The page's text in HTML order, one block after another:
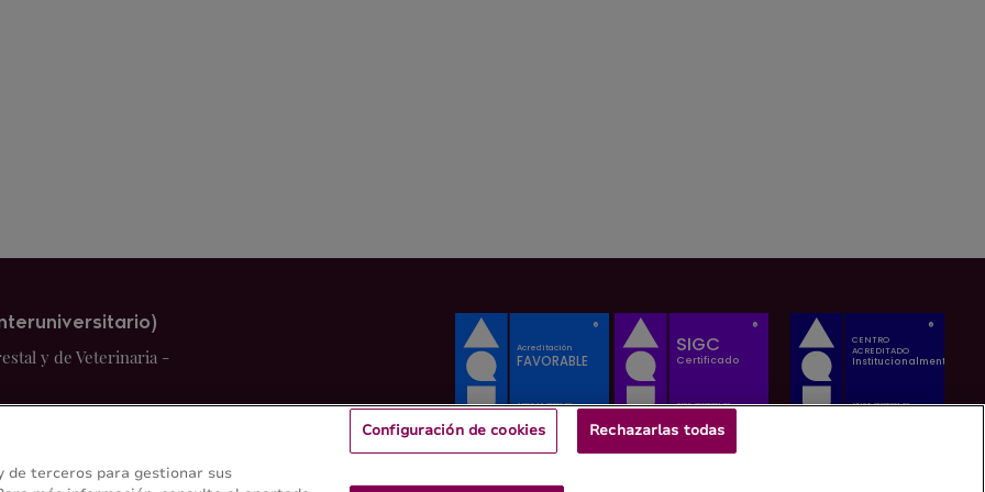
y de Veterinaria -
de terceros para gestionar sus
Configuración de cookies Rechazarlas todas